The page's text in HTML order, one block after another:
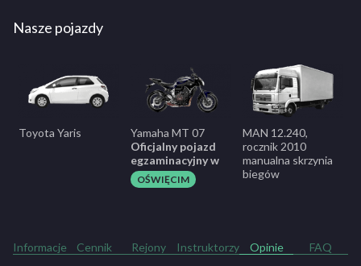
Nasze pojazdy
Toyota Yaris
Yamaha MT 07
Oficjalny pojazd
egzaminacyjny w
OŚWIĘCIM
MAN 12.240,
rocznik 2010
manualna skrzynia
biegów
Informacje Cennik Rejony Instruktorzy Opinie FAQ